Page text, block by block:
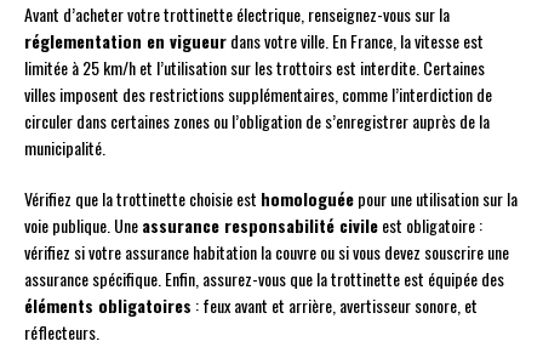
Avant d’acheter votre trottinette électrique, renseignez-vous sur la
réglementation en vigueurdans votre ville. En France, la vitesse est
limitée à 25 km/h et l’utilisation sur les trottoirs est interdite. Certaines
villes imposent des restrictions supplémentaires, comme l’interdiction de
circuler dans certaines zones ou l’obligation de s’enregistrer auprès de la
municipalité.
Vérifiez que la trottinette choisie est homologuéepour une utilisation sur la
voie publique. Uneassurance responsabilité civileest obligatoire :
vérifiez si votre assurance habitation la couvre ou si vous devez souscrire une
assurance spécifique. Enfin, assurez-vous que la trottinette est équipée des
éléments obligatoires : feux avant et arrière, avertisseur sonore, et
réflecteurs.